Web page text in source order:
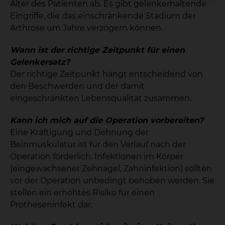
Alter des Patienten ab. Es gibt gelenkerhaltende
Eingriffe, die das einschränkende Stadium der
Arthrose um Jahre verzögern können.
Wann ist der richtige Zeitpunkt für einen
Gelenkersatz?
Der richtige Zeitpunkt hängt entscheidend von
den Beschwerden und der damit
eingeschränkten Lebensqualität zusammen.
Kann ich mich auf die Operation vorbereiten?
Eine Kräftigung und Dehnung der
Beinmuskulatur ist für den Verlauf nach der
Operation förderlich. Infektionen im Körper
(eingewachsener Zehnagel, Zahninfektion) sollten
vor der Operation unbedingt behoben werden. Sie
stellen ein erhöhtes Risiko für einen
Protheseninfekt dar.